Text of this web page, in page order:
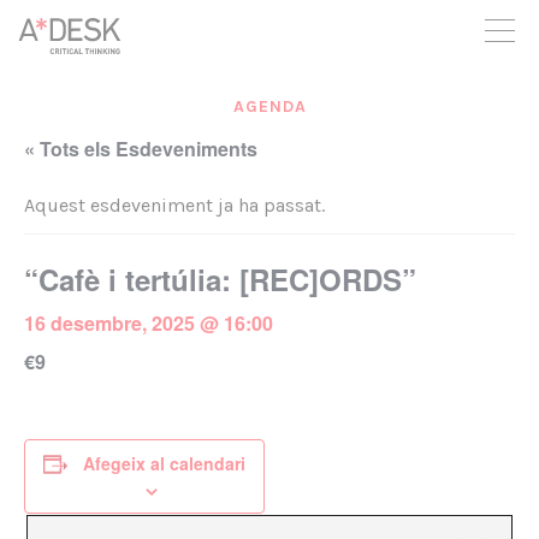
seguim necessitant-te per a poder seguir endavant. Ara pots
participar del projecte i recolzar-lo.
AGENDA
« Tots els Esdeveniments
Aquest esdeveniment ja ha passat.
“Cafè i tertúlia: [REC]ORDS”
16 desembre, 2025 @ 16:00
€9
Afegeix al calendari